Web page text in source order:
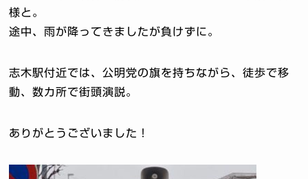
様と。
途中、雨が降ってきましたが負けずに。
志木駅付近では、公明党の旗を持ちながら、徒歩で移
動、数カ所で街頭演説。
ありがとうございました！